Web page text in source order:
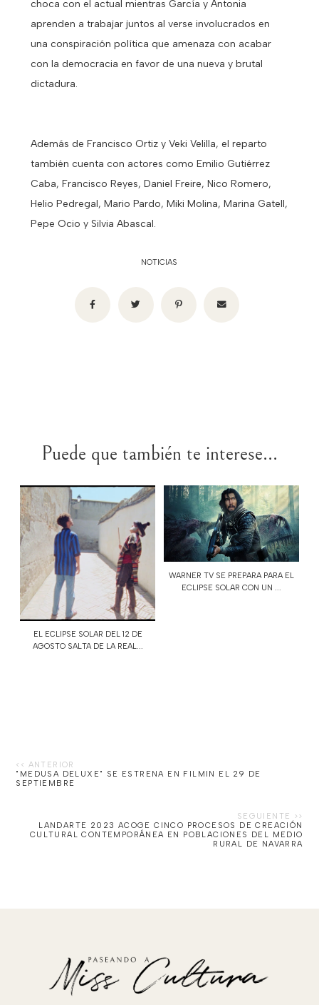
choca con el actual mientras García y Antonia
aprenden a trabajar juntos al verse involucrados en
una conspiración política que amenaza con acabar
con la democracia en favor de una nueva y brutal
dictadura.
Además de Francisco Ortiz y Veki Velilla, el reparto
también cuenta con actores como Emilio Gutiérrez
Caba, Francisco Reyes, Daniel Freire, Nico Romero,
Helio Pedregal, Mario Pardo, Miki Molina, Marina Gatell,
Pepe Ocio y Silvia Abascal.
NOTICIAS
Puede que también te interese...
EL ECLIPSE SOLAR DEL 12 DE
AGOSTO SALTA DE LA REAL...
WARNER TV SE PREPARA PARA EL
ECLIPSE SOLAR CON UN ...
"MEDUSA DELUXE" SE ESTRENA EN FILMIN EL 29 DE
SEPTIEMBRE
LANDARTE 2023 ACOGE CINCO PROCESOS DE CREACIÓN
CULTURAL CONTEMPORÁNEA EN POBLACIONES DEL MEDIO
RURAL DE NAVARRA